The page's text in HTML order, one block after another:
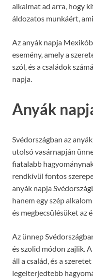
alkalmat ad arra, hogy
áldozatos munkáért,
Az anyák napja
esemény, amely a
szól, és a családok
napja.
Anyák
Svédországban az
utolsó vasárnapján
fiatalabb
rendkívül fontos
anyák napja
hanem egy szép
és megbecsülésüket az
Az ünnep
és szolid módon zajlik.
áll a család, és a
legelterjedtebb